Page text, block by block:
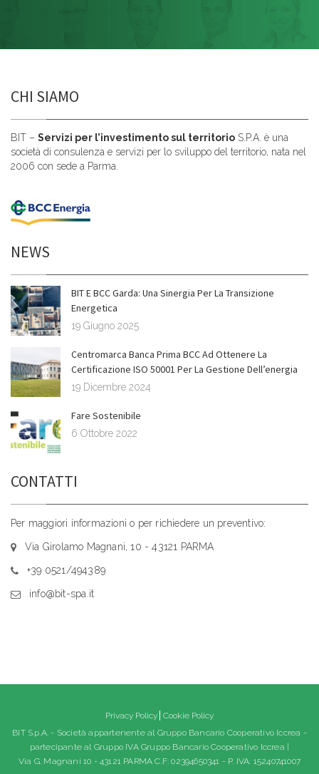
CHI SIAMO
BIT – Servizi per l’investimento sul territorio S.P.A. è una
società di consulenza e servizi per lo sviluppo del territorio, nata nel
2006 con sede a Parma.
NEWS
BIT E BCC Garda: Una Sinergia Per La Transizione
Energetica
19 Giugno 2025
Centromarca Banca Prima BCC Ad Ottenere La
Certificazione ISO 50001 Per La Gestione Dell’energia
19 Dicembre 2024
Fare Sostenibile
6 Ottobre 2022
CONTATTI
Per maggiori informazioni o per richiedere un preventivo:
Via Girolamo Magnani, 10 - 43121 PARMA
+39 0521/494389
info@bit-spa.it
Privacy Policy Cookie Policy
BIT S.p.A. - Società appartenente al Gruppo Bancario Cooperativo Iccrea -
partecipante al Gruppo IVA Gruppo Bancario Cooperativo Iccrea |
Via G. Magnani 10 - 43121 PARMA C.F: 02394650341 - P. IVA: 15240741007